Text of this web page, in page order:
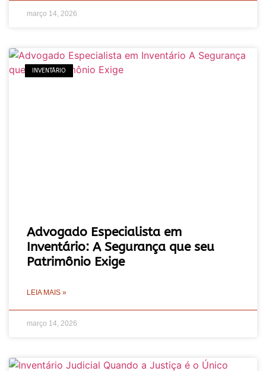
março 14, 2026
INVENTÁRIO
Advogado Especialista em
Inventário: A Segurança que seu
Patrimônio Exige
LEIA MAIS »
março 14, 2026